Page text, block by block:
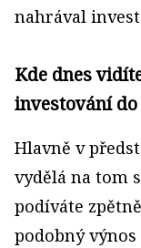
nahrával
Kde dnes
investování
Hlavně v
vydělá na tom
podíváte
podobný